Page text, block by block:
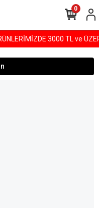
3000 TL ve
0